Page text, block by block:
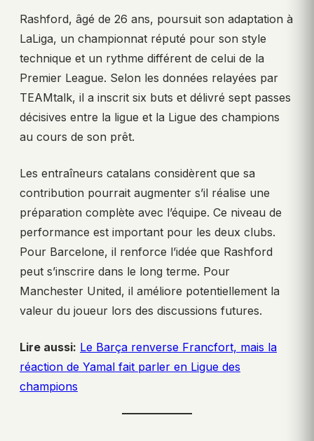
Rashford, âgé de 26 ans, poursuit son adaptation à
LaLiga, un championnat réputé pour son style
technique et un rythme différent de celui de la
Premier League. Selon les données relayées par
TEAMtalk, il a inscrit six buts et délivré sept passes
décisives entre la ligue et la Ligue des champions
au cours de son prêt.
Les entraîneurs catalans considèrent que sa
contribution pourrait augmenter s’il réalise une
préparation complète avec l’équipe. Ce niveau de
performance est important pour les deux clubs.
Pour Barcelone, il renforce l’idée que Rashford
peut s’inscrire dans le long terme. Pour
Manchester United, il améliore potentiellement la
valeur du joueur lors des discussions futures.
Lire aussi: Le Barça renverse Francfort, mais la
réaction de Yamal fait parler en Ligue des
champions